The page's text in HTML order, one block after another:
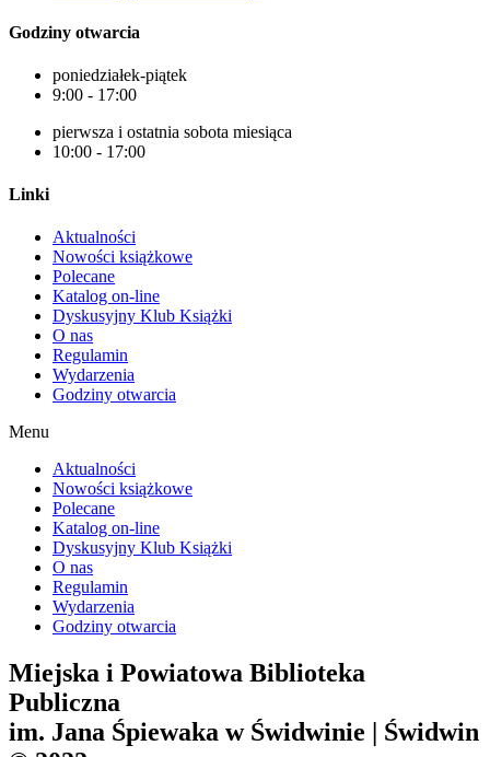
Godziny otwarcia
poniedziałek-piątek
9:00 - 17:00
pierwsza i ostatnia sobota miesiąca
10:00 - 17:00
Linki
Aktualności
Nowości książkowe
Polecane
Katalog on-line
Dyskusyjny Klub Książki
O nas
Regulamin
Wydarzenia
Godziny otwarcia
Menu
Aktualności
Nowości książkowe
Polecane
Katalog on-line
Dyskusyjny Klub Książki
O nas
Regulamin
Wydarzenia
Godziny otwarcia
Miejska i Powiatowa Biblioteka
Publiczna
im. Jana Śpiewaka w Świdwinie | Świdwin